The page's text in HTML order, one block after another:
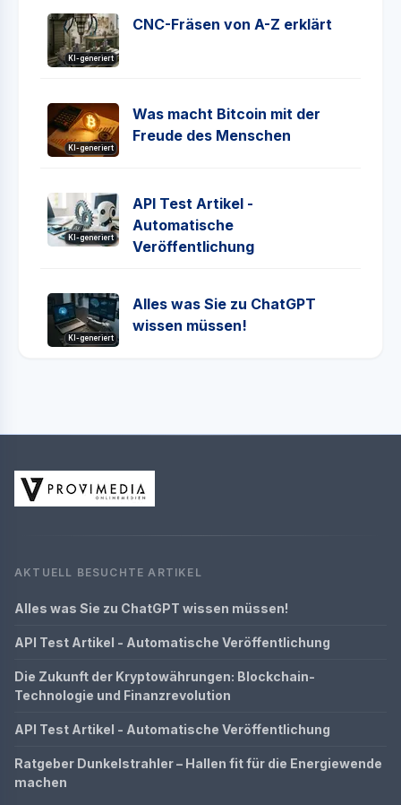
KI-generiert
CNC-Fräsen von A-Z erklärt
KI-generiert
Was macht Bitcoin mit der
Freude des Menschen
KI-generiert
API Test Artikel -
Automatische
Veröffentlichung
KI-generiert
Alles was Sie zu ChatGPT
wissen müssen!
AKTUELL BESUCHTE ARTIKEL
Alles was Sie zu ChatGPT wissen müssen!
API Test Artikel - Automatische Veröffentlichung
Die Zukunft der Kryptowährungen: Blockchain-
Technologie und Finanzrevolution
API Test Artikel - Automatische Veröffentlichung
Ratgeber Dunkelstrahler – Hallen fit für die Energiewende
machen